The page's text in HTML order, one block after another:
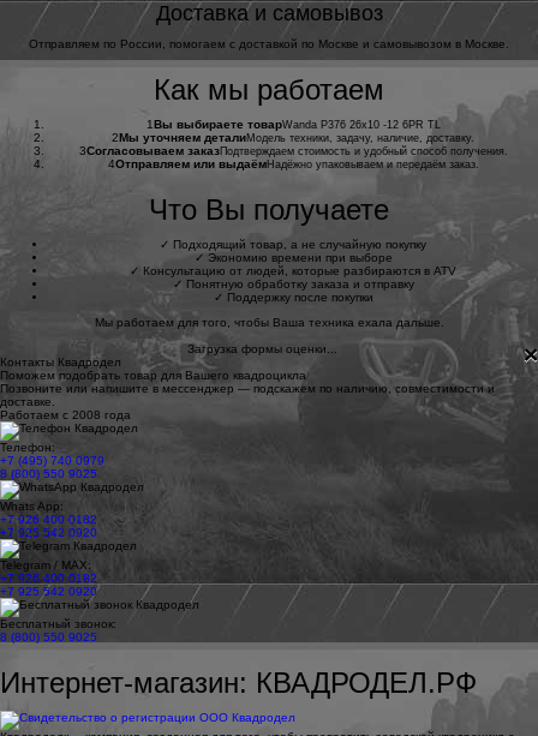
Доставка и самовывоз
Отправляем по России, помогаем с доставкой по Москве и самовывозом в Москве.
Как мы работаем
1 Вы выбираете товарWanda P376 26x10 -12 6PR TL
2 Мы уточняем деталиМодель техники, задачу, наличие, доставку.
3Согласовываем заказПодтверждаем стоимость и удобный способ получения.
4Отправляем или выдаёмНадёжно упаковываем и передаём заказ.
Что Вы получаете
✓
Подходящий товар, а не случайную покупку
✓ Экономию времени при выборе
✓
Консультацию от людей, которые разбираются в ATV
✓ Понятную обработку заказа и отправку
✓
Поддержку после покупки
Мы работаем для того, чтобы Ваша техника ехала дальше.
×
Загрузка формы оценки...
Контакты Квадродел
Поможем подобрать товар для Вашего квадроцикла
Позвоните или напишите в мессенджер — подскажем по наличию, совместимости и
доставке.
Работаем с 2008 года
Телефон:
+7 (495) 740 0979
8 (800) 550 9025
Whats App:
+7 926 400 0182
+7 925 542 0920
Telegram / MAX:
+7 926 400 0182
+7 925 542 0920
Бесплатный звонок:
8 (800) 550 9025
Интернет-магазин: КВАДРОДЕЛ.РФ